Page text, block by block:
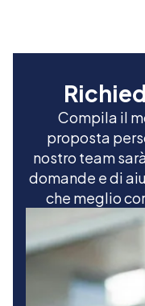
Compila il
proposta
nostro team
domande e di
che meglio